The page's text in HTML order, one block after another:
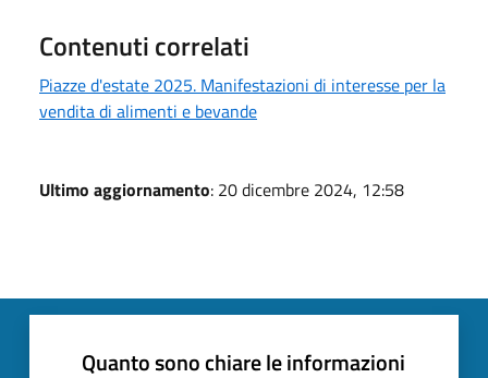
Contenuti correlati
Piazze d'estate 2025. Manifestazioni di interesse per la
vendita di alimenti e bevande
Ultimo aggiornamento: 20 dicembre 2024, 12:58
Quanto sono chiare le informazioni